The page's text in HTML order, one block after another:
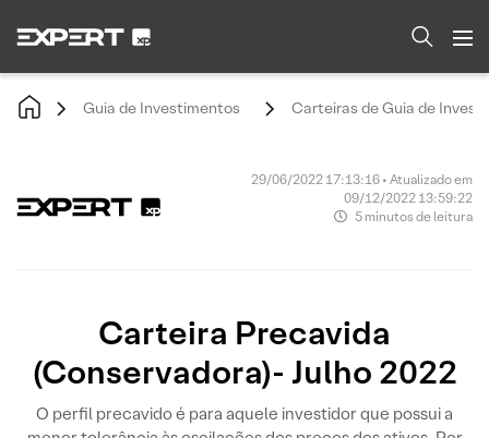
Guia de Investimentos Carteiras de Guia de
29/06/2022 17:13:16 • Atualizado em
09/12/2022 13:59:22
5 minutos de leitura
Carteira Precavida
(Conservadora)- Julho 2022
O perfil precavido é para aquele investidor que possui a